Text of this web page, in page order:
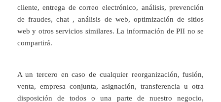
cliente, entrega de correo electrónico, análisis, prevención
de fraudes, chat , análisis de web, optimización de sitios
web y otros servicios similares. La información de PII no se
compartirá.
A un tercero en caso de cualquier reorganización, fusión,
venta, empresa conjunta, asignación, transferencia u otra
disposición de todos o una parte de nuestro negocio,